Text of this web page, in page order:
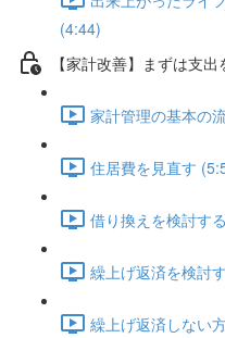
(4:44)
【家計改善】まずは支
家計管理の基本の
住居費を見直す
借り換えを検討す
繰上げ返済を検討
繰上げ返済しない